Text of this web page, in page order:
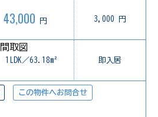
43,000 円 3,000 円
1LDK／63.18m² 即入居
この物件へお問合せ